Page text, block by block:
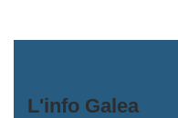
L'info Galea